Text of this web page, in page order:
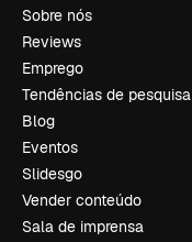
Sobre nós
Reviews
Emprego
Tendências de pesquisa
Blog
Eventos
Slidesgo
Vender conteúdo
Sala de imprensa